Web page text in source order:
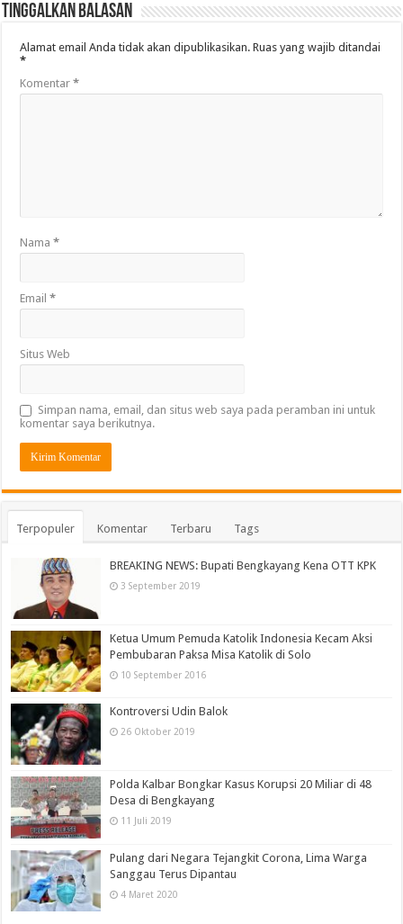
Tinggalkan Balasan
Alamat email Anda tidak akan dipublikasikan. Ruas yang wajib ditandai
*
Komentar*
Nama*
Email*
Situs Web
Simpan nama, email, dan situs web saya pada peramban ini untuk
komentar saya berikutnya.
Terpopuler Komentar Terbaru Tags
BREAKING NEWS: Bupati Bengkayang Kena OTT KPK
3 September 2019
Ketua Umum Pemuda Katolik Indonesia Kecam Aksi
Pembubaran Paksa Misa Katolik di Solo
10 September 2016
Kontroversi Udin Balok
26 Oktober 2019
Polda Kalbar Bongkar Kasus Korupsi 20 Miliar di 48
Desa di Bengkayang
11 Juli 2019
Pulang dari Negara Tejangkit Corona, Lima Warga
Sanggau Terus Dipantau
4 Maret 2020